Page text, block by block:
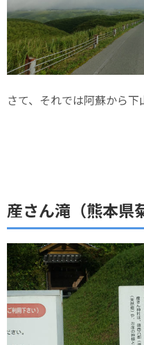
さて、それでは阿蘇から下
産さん滝（熊本県